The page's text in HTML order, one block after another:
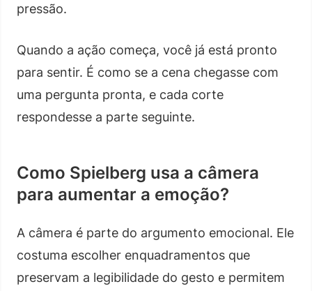
pressão.
Quando a ação começa, você já está pronto
para sentir. É como se a cena chegasse com
uma pergunta pronta, e cada corte
respondesse a parte seguinte.
Como Spielberg usa a câmera
para aumentar a emoção?
A câmera é parte do argumento emocional. Ele
costuma escolher enquadramentos que
preservam a legibilidade do gesto e permitem